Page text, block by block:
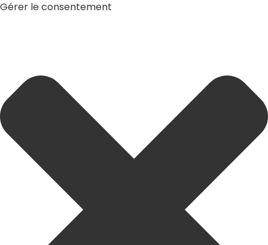
Gérer le consentement